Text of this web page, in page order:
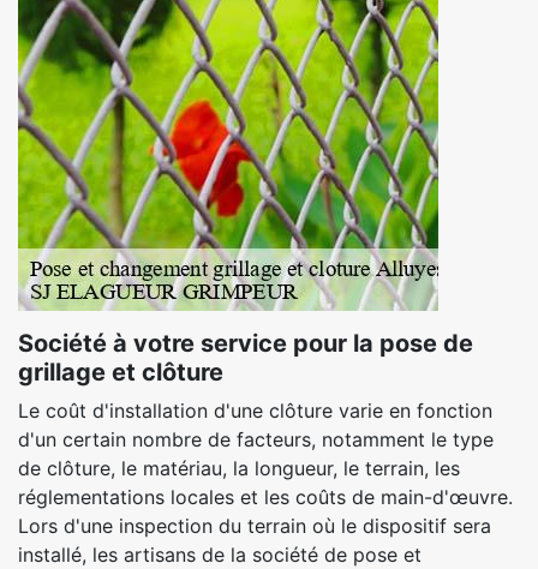
Société à votre service pour la pose de
grillage et clôture
Le coût d'installation d'une clôture varie en fonction
d'un certain nombre de facteurs, notamment le type
de clôture, le matériau, la longueur, le terrain, les
réglementations locales et les coûts de main-d'œuvre.
Lors d'une inspection du terrain où le dispositif sera
installé, les artisans de la société de pose et